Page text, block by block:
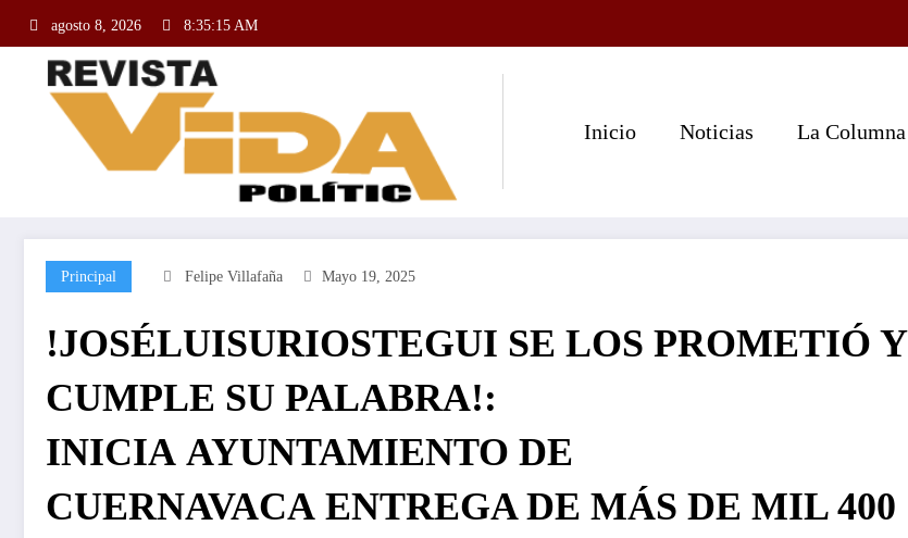
agosto 8, 2026 8:35:16 AM
Inicio Noticias La Columna
Principal Felipe Villafaña Mayo 19, 2025
!JOSÉLUISURIOSTEGUI SE LOS PROMETIÓ Y
CUMPLE SU PALABRA!:
INICIA AYUNTAMIENTO DE
CUERNAVACA ENTREGA DE MÁS DE MIL 400